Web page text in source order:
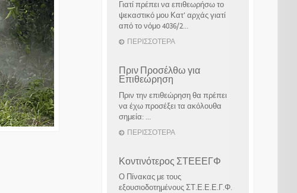
Γιατί πρέπει να επιθεωρήσω το
ψεκαστικό μου Κατ' αρχάς γιατί
από το νόμο 4036/2...
ΠΕΡΙΣΣΌΤΕΡΑ
Πριν Προσέλθω για
Επιθεώρηση
Πριν την επιθεώρηση θα πρέπει
να έχω προσέξει τα ακόλουθα
σημεία: ...
ΠΕΡΙΣΣΌΤΕΡΑ
Κοντινότερος ΣΤΕΕΕΓΦ
Ο Πίνακας με τους
εξουσιοδοτημένους ΣΤ.Ε.Ε.Ε.Γ.Φ.